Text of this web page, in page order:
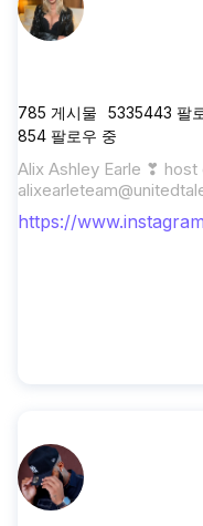
785 게시물 5335443 팔
854 팔로우 중
https://